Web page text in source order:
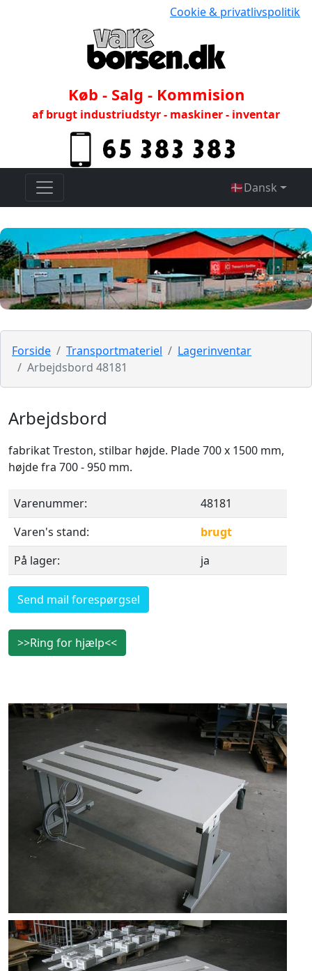
Cookie & privatlivspolitik
Køb - Salg - Kommision
af brugt industriudstyr - maskiner - inventar
🇩🇰Dansk
Forside Transportmateriel
Lagerinventar
Arbejdsbord 48181
Arbejdsbord
fabrikat Treston, stilbar højde. Plade 700 x 1500 mm,
højde fra 700 - 950 mm.
Varenummer:
48181
Varen's stand:
brugt
På lager:
ja
Send mail forespørgsel
>>Ring for hjælp<<